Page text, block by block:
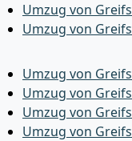
Umzug von
Umzug von
Umzug von
Umzug von
Umzug von
Umzug von